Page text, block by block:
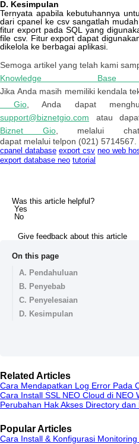
D. Kesimpulan
Ternyata apabila kebutuhannya
dari cpanel ke csv sangatlah mudah
fitur export pada SQL yang
file csv. Fitur export dapat
dikelola ke berbagai aplikasi
Semoga artikel yang telah kami
Knowledge
Base
Jika Anda masih memiliki kendala
Gio, Anda dapat
support@biznetgio com atau
Biznet
Gio, melalui chat
dapat melalui telpon (021) 5714567
cpanel database export csv neo web
export database neo tutorial
Was this article helpful?
Yes
No
Give feedback about this article
On this page
A. Pendahuluan
B. Penyebab
C. Penyelesaian
D. Kesimpulan
Related Articles
Cara Mendapatkan Log Error Pada
Cara Install SSL NEO Cloud di NEO
Perubahan Hak Akses Directory
Popular Articles
Cara Install & Konfigurasi